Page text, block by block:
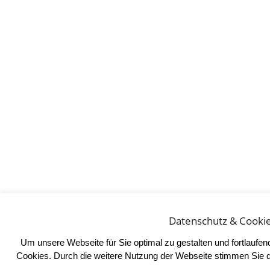
Datenschutz &
Um unsere Webseite für Sie optimal zu gestalten und
Cookies. Durch die weitere Nutzung der Webseite stimmen Sie